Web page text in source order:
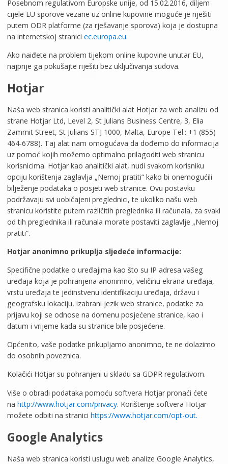
Posebnom regulativom Europske unije, od 15.02.2016, diljem
cijele EU sporove vezane uz online kupovine moguće je riješiti
putem ODR platforme (za rješavanje sporova) koja je dostupna
na internetskoj straniciec.europa.eu.
Ako naiđete na problem tijekom online kupovine unutar EU,
najprije ga pokušajte riješiti bez uključivanja sudova.
Hotjar
Naša web stranica koristi analitički alat Hotjar za web analizu od
strane Hotjar Ltd, Level 2, St Julians Business Centre, 3, Elia
Zammit Street, St Julians STJ 1000, Malta, Europe Tel.: +1 (855)
464-6788). Taj alat nam omogućava da dođemo do informacija
uz pomoć kojih možemo optimalno prilagoditi web stranicu
korisnicima. Hotjar kao analitički alat, nudi svakom korisniku
opciju korištenja zaglavlja „Nemoj pratiti“ kako bi onemogućili
bilježenje podataka o posjeti web stranice. Ovu postavku
podržavaju svi uobičajeni preglednici, te ukoliko našu web
stranicu koristite putem različitih preglednika ili računala, za svaki
od tih preglednika ili računala morate postaviti zaglavlje „Nemoj
pratiti“.
Hotjar anonimno prikuplja sljedeće informacije:
Specifične podatke o uređajima kao što su IP adresa vašeg
uređaja koja je pohranjena anonimno, veličinu ekrana uređaja,
vrstu uređaja te jedinstvenu identifikaciju uređaja, državu i
geografsku lokaciju, izabrani jezik web stranice, podatke za
prijavu koji se odnose na domenu posjećene stranice, kao i
datum i vrijeme kada su stranice bile posjećene.
Općenito, vaše podatke prikupljamo anonimno, te ne dolazimo
do osobnih poveznica.
Kolačići Hotjar su pohranjeni u skladu sa GDPR regulativom.
Više o obradi podataka pomoću softvera Hotjar pronaći ćete
nahttp://www.hotjar.com/privacy. Korištenje softvera Hotjar
možete odbiti na stranicihttps://www.hotjar.com/opt-out.
Google Analytics
Naša web stranica koristi uslugu web analize Google Analytics,